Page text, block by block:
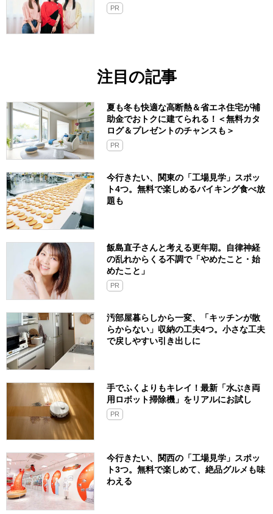
PR
注目の記事
夏も冬も快適な高断熱＆省エネ住宅が補
助金でおトクに建てられる！＜無料カタ
ログ＆プレゼントのチャンスも＞
PR
今行きたい、関東の「工場見学」スポッ
ト4つ。無料で楽しめるバイキング食べ放
題も
飯島直子さんと考える更年期。自律神経
の乱れからくる不調で「やめたこと・始
めたこと」
PR
汚部屋暮らしから一変、「キッチンが散
らからない」収納の工夫4つ。小さな工夫
で戻しやすい引き出しに
手でふくよりもキレイ！最新「水ぶき両
用ロボット掃除機」をリアルにお試し
PR
今行きたい、関西の「工場見学」スポッ
ト3つ。無料で楽しめて、絶品グルメも味
わえる